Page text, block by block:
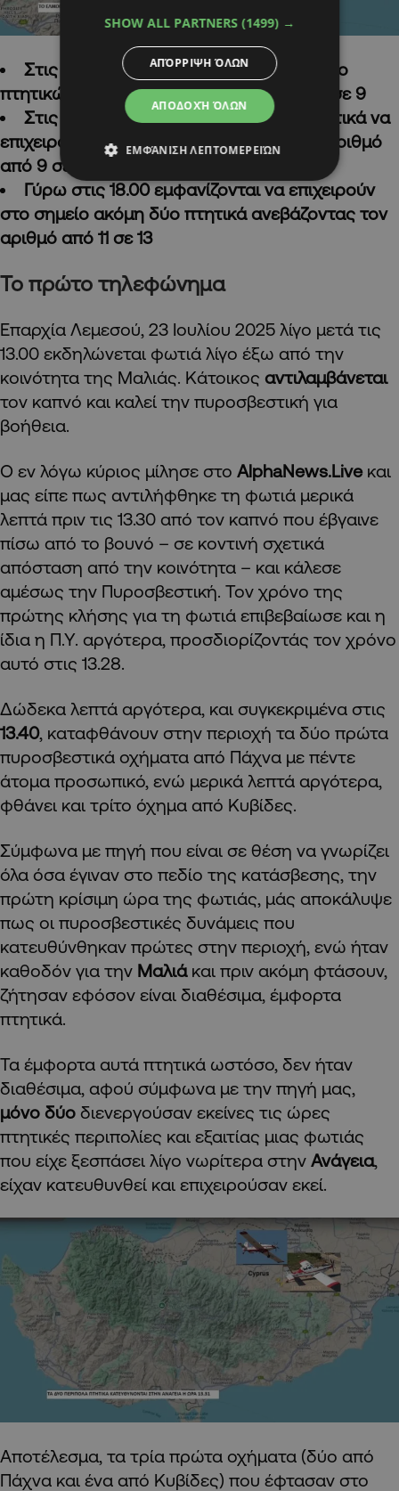
Στις 16.20 ξεκινά η συνδρομή ακόμη δύο
πτητικών ανεβάζοντας τον αριθμό από 7 σε 9
Στις 17.50 εμφανίζονται ακόμη δύο πτητικά να
επιχειρούν στο σημείο ανεβάζοντας τον αριθμό
από 9 σε 11
Γύρω στις 18.00 εμφανίζονται να επιχειρούν
στο σημείο ακόμη δύο πτητικά ανεβάζοντας τον
αριθμό από 11 σε 13
Το πρώτο τηλεφώνημα
Επαρχία Λεμεσού, 23 Ιουλίου 2025 λίγο μετά τις
13.00 εκδηλώνεται φωτιά λίγο έξω από την
κοινότητα της Μαλιάς. Κάτοικος αντιλαμβάνεται
τον καπνό και καλεί την πυροσβεστική για
βοήθεια.
Ο εν λόγω κύριος μίλησε στο AlphaNews.Live και
μας είπε πως αντιλήφθηκε τη φωτιά μερικά
λεπτά πριν τις 13.30 από τον καπνό που έβγαινε
πίσω από το βουνό – σε κοντινή σχετικά
απόσταση από την κοινότητα – και κάλεσε
αμέσως την Πυροσβεστική. Τον χρόνο της
πρώτης κλήσης για τη φωτιά επιβεβαίωσε και η
ίδια η Π.Υ. αργότερα, προσδιορίζοντάς τον χρόνο
αυτό στις 13.28.
Δώδεκα λεπτά αργότερα, και συγκεκριμένα στις
13.40, καταφθάνουν στην περιοχή τα δύο πρώτα
πυροσβεστικά οχήματα από Πάχνα με πέντε
άτομα προσωπικό, ενώ μερικά λεπτά αργότερα,
φθάνει και τρίτο όχημα από Κυβίδες.
Σύμφωνα με πηγή που είναι σε θέση να γνωρίζει
όλα όσα έγιναν στο πεδίο της κατάσβεσης, την
πρώτη κρίσιμη ώρα της φωτιάς, μάς αποκάλυψε
πως οι πυροσβεστικές δυνάμεις που
κατευθύνθηκαν πρώτες στην περιοχή, ενώ ήταν
καθοδόν για την Μαλιά και πριν ακόμη φτάσουν,
ζήτησαν εφόσον είναι διαθέσιμα, έμφορτα
πτητικά.
Τα έμφορτα αυτά πτητικά ωστόσο, δεν ήταν
διαθέσιμα, αφού σύμφωνα με την πηγή μας,
μόνο δύο διενεργούσαν εκείνες τις ώρες
πτητικές περιπολίες και εξαιτίας μιας φωτιάς
που είχε ξεσπάσει λίγο νωρίτερα στην Ανάγεια,
είχαν κατευθυνθεί και επιχειρούσαν εκεί.
Αποτέλεσμα, τα τρία πρώτα οχήματα (δύο από
Πάχνα και ένα από Κυβίδες) που έφτασαν στο
SHOW ALL PARTNERS (1499) →
ΑΠΟΔΟΧΉ ΌΛΩΝ
ΑΠΌΡΡΙΨΗ ΌΛΩΝ
ΕΜΦΆΝΙΣΗ ΛΕΠΤΟΜΕΡΕΙΏΝ